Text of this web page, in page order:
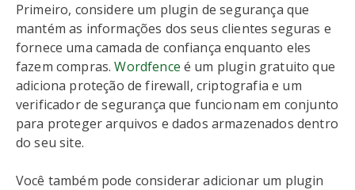
Primeiro, considere um plugin de segurança que
mantém as informações dos seus clientes seguras e
fornece uma camada de confiança enquanto eles
fazem compras.Wordfence é um plugin gratuito que
adiciona proteção de firewall, criptografia e um
verificador de segurança que funcionam em conjunto
para proteger arquivos e dados armazenados dentro
do seu site.
Você também pode considerar adicionar um plugin